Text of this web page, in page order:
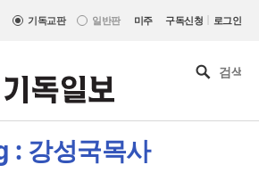
기독교판 일반판 미주 구독신청 | 로그인
: 강성국목사